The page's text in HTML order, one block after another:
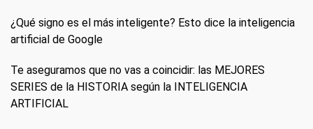
¿Qué signo es el más inteligente? Esto dice la inteligencia
artificial de Google
Te aseguramos que no vas a coincidir: las MEJORES
SERIES de la HISTORIA según la INTELIGENCIA
ARTIFICIAL